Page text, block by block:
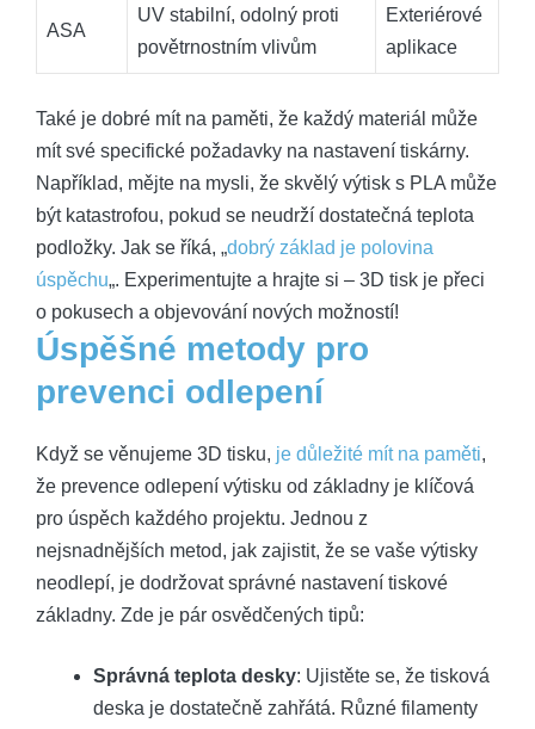
ASA
UV stabilní, odolný proti
povětrnostním vlivům
Exteriérové
aplikace
Také je dobré mít na paměti, že každý materiál může
mít své specifické požadavky na nastavení tiskárny.
Například, mějte na mysli, že skvělý výtisk s PLA může
být katastrofou, pokud se neudrží dostatečná teplota
podložky. Jak se říká, „dobrý základ je polovina
úspěchu„. Experimentujte a hrajte si – 3D tisk je přeci
o pokusech a objevování nových možností!
Úspěšné metody pro
prevenci odlepení
Když se věnujeme 3D tisku, je důležité mít na paměti,
že prevence odlepení výtisku od základny je klíčová
pro úspěch každého projektu. Jednou z
nejsnadnějších metod, jak zajistit, že se vaše výtisky
neodlepí, je dodržovat správné nastavení tiskové
základny. Zde je pár osvědčených tipů:
Správná teplota desky: Ujistěte se, že tisková
deska je dostatečně zahřátá. Různé filamenty